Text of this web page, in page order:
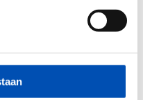
Eurostars-
wordt door RVO
gehonoreerd kunnen